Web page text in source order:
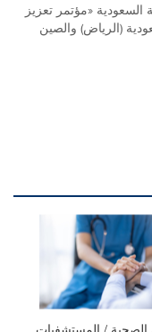
السعودية «مؤتمر تعزيز
(الرياض) والصين